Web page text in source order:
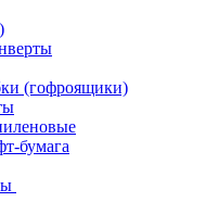
(гофроящики)
бумага